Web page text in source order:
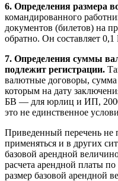
6. Определения размера
командированного
документов (билетов) на
обратно. Он составляет
7. Определения суммы
подлежит регистрации.
валютные договоры, сумма
которым на дату
БВ — для юрлиц и ИП,
это не единственное
Приведенный перечень не
применяться и в других
базовой арендной
расчета арендной платы
размер базовой арендной